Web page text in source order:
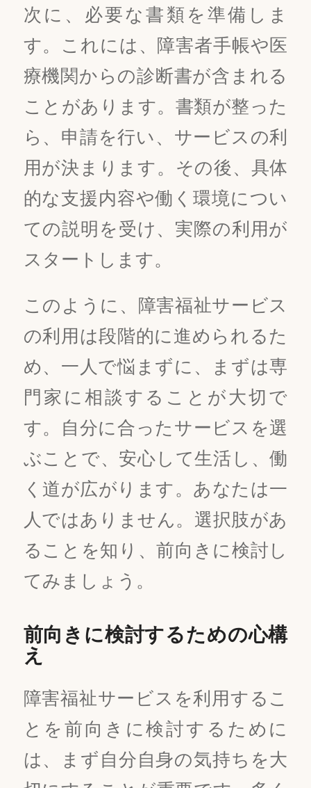
次に、必要な書類を準備しま
す。これには、障害者手帳や医
療機関からの診断書が含まれる
ことがあります。書類が整った
ら、申請を行い、サービスの利
用が決まります。その後、具体
的な支援内容や働く環境につい
ての説明を受け、実際の利用が
スタートします。
このように、障害福祉サービス
の利用は段階的に進められるた
め、一人で悩まずに、まずは専
門家に相談することが大切で
す。自分に合ったサービスを選
ぶことで、安心して生活し、働
く道が広がります。あなたは一
人ではありません。選択肢があ
ることを知り、前向きに検討し
てみましょう。
前向きに検討するための心構
え
障害福祉サービスを利用するこ
とを前向きに検討するために
は、まず自分自身の気持ちを大